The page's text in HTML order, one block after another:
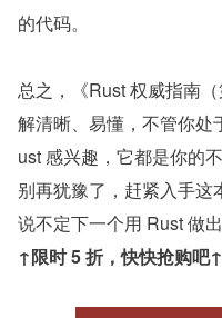
的代码。
总之，《Rust 权威指南
解清晰、易懂，不管你处
ust 感兴趣，它都是你的不
别再犹豫了，赶紧入手这
说不定下一个用 Rust 做
↑限时 5 折，快快抢购吧↑